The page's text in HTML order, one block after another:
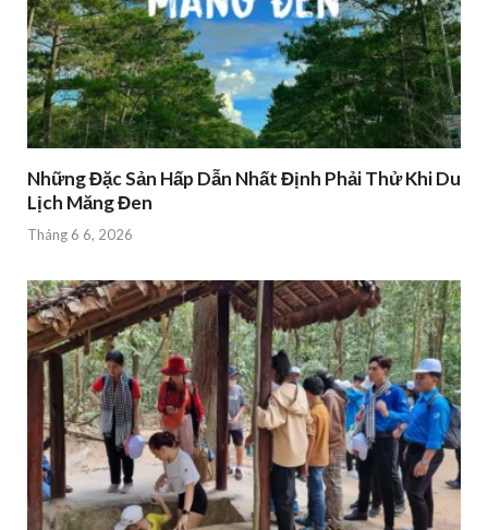
Những Đặc Sản Hấp Dẫn Nhất Định Phải Thử Khi Du
Lịch Măng Đen
Tháng 6 6, 2026